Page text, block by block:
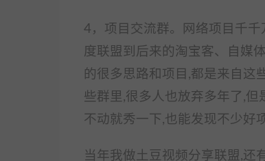
4，项目交流群。网络项目千千
度联盟到后来的淘宝客、自媒
的很多思路和项目,都是来自这
些群里,很多人也放弃多年了,
不动就秀一下,也能发现不少好
当年我做土豆视频分享联盟,还